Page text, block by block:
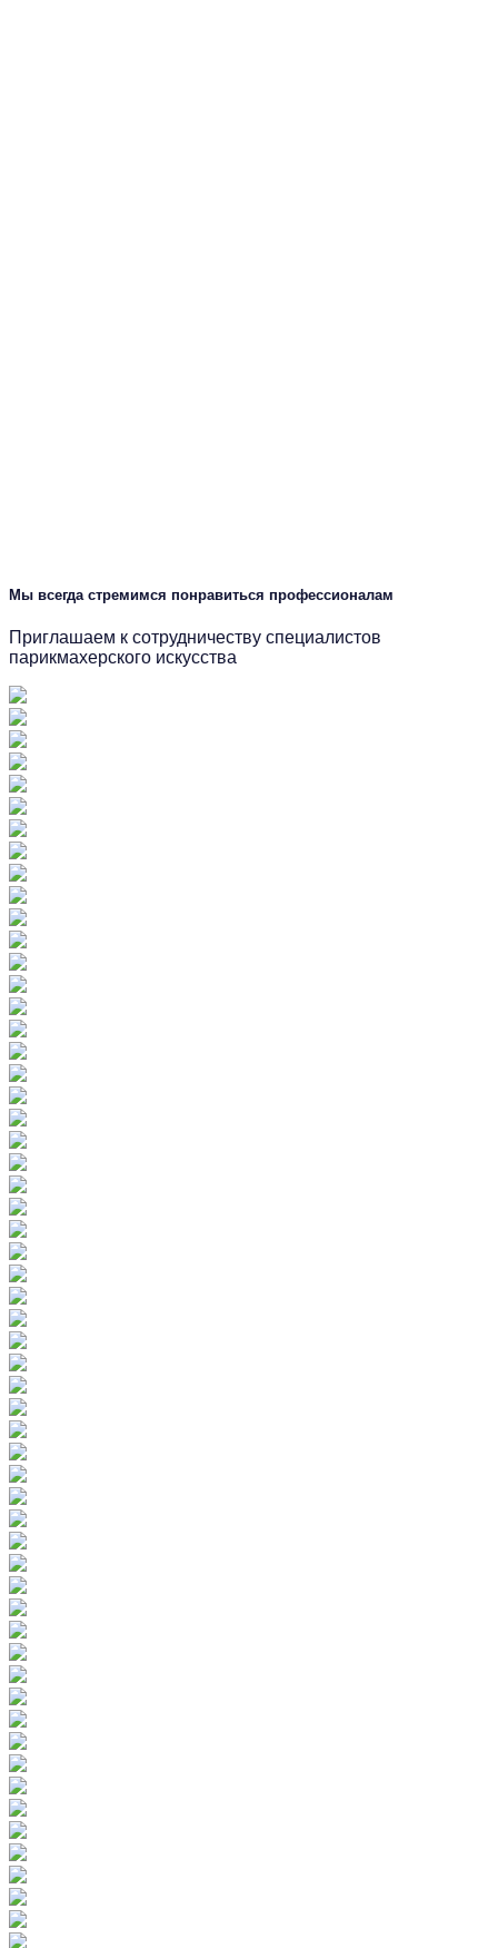
Мы всегда стремимся понравиться профессионалам
Приглашаем к сотрудничеству специалистов
парикмахерского искусства